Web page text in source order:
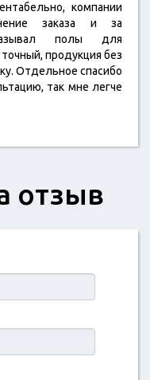
компании
заказа и за
полы для
продукция без
Отдельное спасибо
так мне легче
отзыв